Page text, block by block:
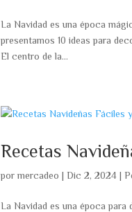
La Navidad es una época
presentamos 10 ideas para
El centro de la...
Recetas
pormercadeo |Dic 2, 2024 |
La Navidad es una época